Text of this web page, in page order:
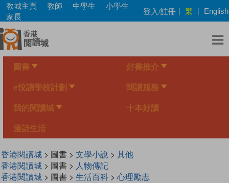
Skip
main
content
教城主頁 教師 中學生
小學生
家長
登入/註冊 | 繁 | English
圖書 好書推介
e悅讀學校計劃 閱讀服務
我的閱讀城 十本好讀
漫話生活
香港閱讀城> 圖書 > 文學小說 > 其他
香港閱讀城> 圖書 > 人物傳記
香港閱讀城> 圖書 > 生活百科> 心理勵志